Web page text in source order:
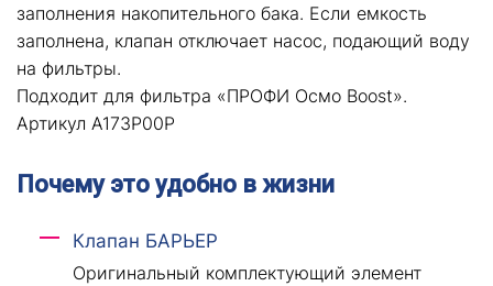
заполнения накопительного бака. Если емкость
заполнена, клапан отключает насос, подающий воду
на фильтры.
Подходит для фильтра «ПРОФИ Осмо Boost».
Артикул А173Р00Р
Почему это удобно в жизни
Клапан БАРЬЕР
Оригинальный комплектующий элемент